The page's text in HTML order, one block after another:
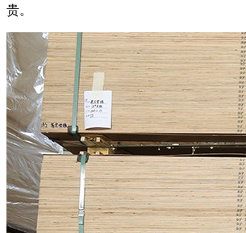
贵。